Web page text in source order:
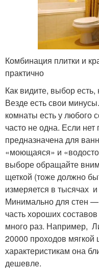
Комбинация плитки и
практично
Как видите, выбор
Везде есть свои
комнаты есть у любого
часто не одна. Если нет
предназначена для
«моющаяся» и
выборе обращайте
щеткой (тоже должно
измеряется в тысячах
Минимально для стен
часть хороших
много раз. Например,
20000 проходов мягкой
характеристикам она
дешевле.